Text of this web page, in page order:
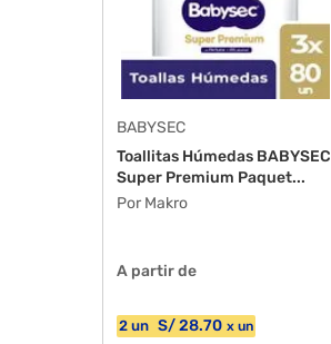
BABYSEC
Toallitas Húmedas BABYSEC
Super Premium Paquet...
Por Makro
A partir de
2 un S/28.70 x un